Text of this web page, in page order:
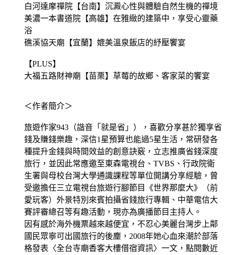
白河達摩禪院【台南】沉澱心性與體驗自然生機的禪境
美濃一本書道院【高雄】在雅緻的建築中，享受心靈藥
浴
礁溪協天廟【宜蘭】媲美溫泉飯店的紓壓饗宴
【PLUS】
大福五路財神廟【苗栗】草莓的故鄉、客家菜的饗宴
＜作者簡介＞
旅遊作家943（諧音「就是省」），喜歡分享甚於獨享省
錢及賺錢樂趣，深信1星預算也能過5星生活，常研發各
種提升金錢與時間效益的創意訣竅，立志推廣省錢深度
旅行，並因此常應邀至東森電視台、TVBS、行政院衛
生署與母校台灣大學通識課程等單位開講分享經驗，曾
受邀擔任三立電視台旅遊行腳節目《世界那麼大》（前
愛玩客）外景特別來賓拍攝省錢旅行專輯、中華電信大
賽評審總召等有趣活動，現亦為廣播節目主持人。
因有感於海外機票越來越便宜，不忍心美麗台灣步上鄰
國民眾寧可出國旅行的後塵，2008年她心血來潮於部落
格發表〈全台寺廟香客大樓借宿資訊〉一文，點閱數近